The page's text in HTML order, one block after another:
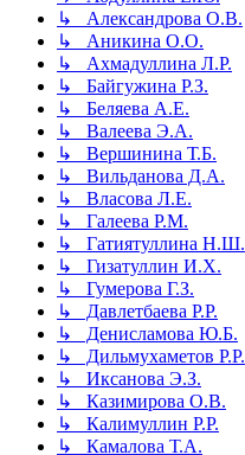
↳ Александрова О.В.
↳ Аникина О.О.
↳ Ахмадуллина Л.Р.
↳ Байгужина Р.З.
↳ Беляева А.Е.
↳ Валеева Э.А.
↳ Вершинина Т.Б.
↳ Вильданова Д.А.
↳ Власова Л.Е.
↳ Галеева Р.М.
↳ Гатиятуллина Н.Ш.
↳ Гизатуллин И.Х.
↳ Гумерова Г.З.
↳ Давлетбаева Р.Р.
↳ Денисламова Ю.Б.
↳ Дильмухаметов Р.Р.
↳ Иксанова Э.З.
↳ Казимирова О.В.
↳ Калимуллин Р.Р.
↳ Камалова Т.А.